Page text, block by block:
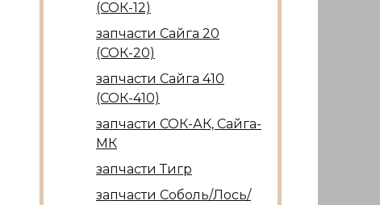
(СОК-12)
запчасти Сайга 20
(СОК-20)
запчасти Сайга 410
(СОК-410)
запчасти СОК-АК, Сайга-
МК
запчасти Тигр
запчасти Соболь/Лось/